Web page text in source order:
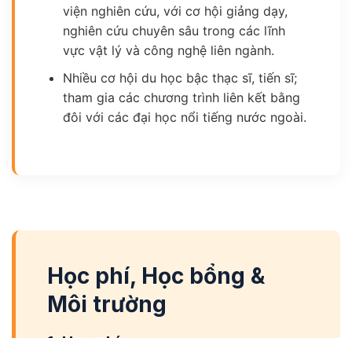
viện nghiên cứu, với cơ hội giảng dạy,
nghiên cứu chuyên sâu trong các lĩnh
vực vật lý và công nghệ liên ngành.
Nhiều cơ hội du học bậc thạc sĩ, tiến sĩ;
tham gia các chương trình liên kết bằng
đôi với các đại học nổi tiếng nước ngoài.
Học phí, Học bổng &
Môi trường